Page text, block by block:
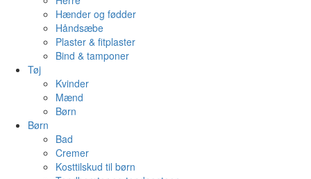
Hænder og fødder
Håndsæbe
Plaster & fitplaster
Bind & tamponer
Tøj
Kvinder
Mænd
Børn
Børn
Bad
Cremer
Kosttilskud til børn